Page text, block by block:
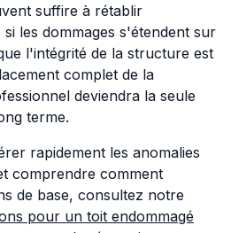
suffire à rétablir
les dommages s'étendent sur
l'intégrité de la structure est
complet de la
deviendra la seule
terme.
rapidement les anomalies
comprendre comment
de base, consultez notre
pour un toit endommagé